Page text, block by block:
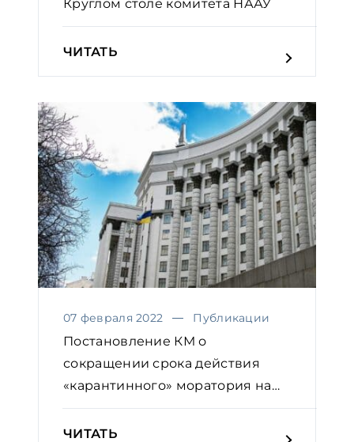
Круглом столе комитета НААУ
ЧИТАТЬ
07 февраля 2022 Публикации
Постановление КМ о
сокращении срока действия
«карантинного» моратория на
налогов...
ЧИТАТЬ